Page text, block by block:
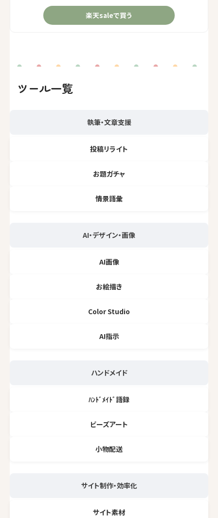
楽天saleで買う
ツール一覧
執筆・文章支援
投稿リライト
お題ガチャ
情景語彙
AI・デザイン・画像
AI画像
お絵描き
Color Studio
AI指示
ハンドメイド
ﾊﾝﾄﾞﾒｲﾄﾞ語録
ビーズアート
小物配送
サイト制作・効率化
サイト素材